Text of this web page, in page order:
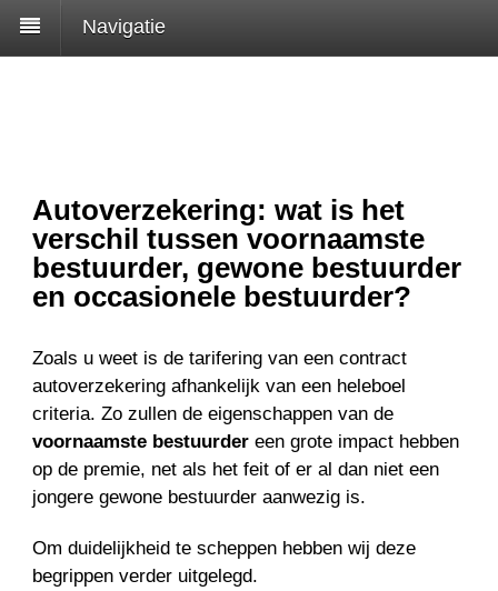
Navigatie
Autoverzekering: wat is het
verschil tussen voornaamste
bestuurder, gewone bestuurder
en occasionele bestuurder?
Zoals u weet is de tarifering van een contract
autoverzekering afhankelijk van een heleboel
criteria. Zo zullen de eigenschappen van de
voornaamste bestuurder een grote impact hebben
op de premie, net als het feit of er al dan niet een
jongere gewone bestuurder aanwezig is.
Om duidelijkheid te scheppen hebben wij deze
begrippen verder uitgelegd.